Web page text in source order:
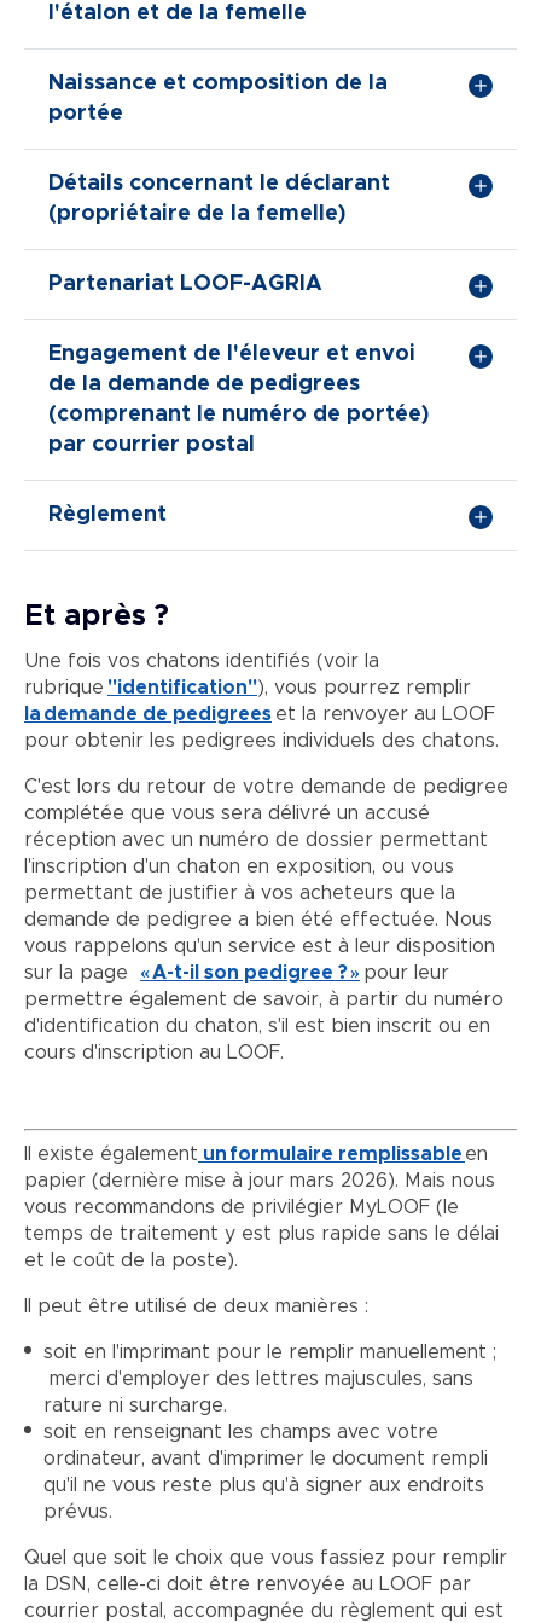
l'étalon et de la femelle
Naissance et composition de la
portée
Détails concernant le déclarant
(propriétaire de la femelle)
Partenariat LOOF-AGRIA
Engagement de l'éleveur et envoi
de la demande de pedigrees
(comprenant le numéro de portée)
par courrier postal
Règlement
Et après ?
Une fois vos chatons identifiés (voir la
rubrique "identification"), vous pourrez remplir
la demande de pedigrees et la renvoyer au LOOF
pour obtenir les pedigrees individuels des chatons.
C'est lors du retour de votre demande de pedigree
complétée que vous sera délivré un accusé
réception avec un numéro de dossier permettant
l'inscription d'un chaton en exposition, ou vous
permettant de justifier à vos acheteurs que la
demande de pedigree a bien été effectuée. Nous
vous rappelons qu'un service est à leur disposition
sur la page « A-t-il son pedigree ? » pour leur
permettre également de savoir, à partir du numéro
d'identification du chaton, s'il est bien inscrit ou en
cours d'inscription au LOOF.
Il existe également un formulaire remplissable en
papier (dernière mise à jour mars 2026). Mais nous
vous recommandons de privilégier MyLOOF (le
temps de traitement y est plus rapide sans le délai
et le coût de la poste).
Il peut être utilisé de deux manières :
soit en l'imprimant pour le remplir manuellement ;
merci d'employer des lettres majuscules, sans
rature ni surcharge.
soit en renseignant les champs avec votre
ordinateur, avant d'imprimer le document rempli
qu'il ne vous reste plus qu'à signer aux endroits
prévus.
Quel que soit le choix que vous fassiez pour remplir
la DSN, celle-ci doit être renvoyée au LOOF par
courrier postal, accompagnée du règlement qui est